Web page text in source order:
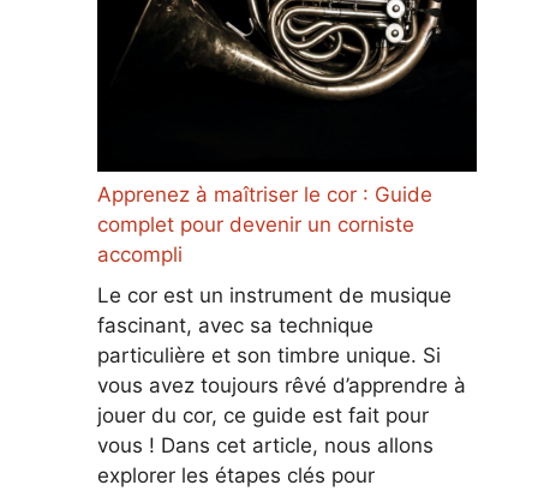
Apprenez à maîtriser le cor : Guide
complet pour devenir un corniste
accompli
Le cor est un instrument de musique
fascinant, avec sa technique
particulière et son timbre unique. Si
vous avez toujours rêvé d’apprendre à
jouer du cor, ce guide est fait pour
vous ! Dans cet article, nous allons
explorer les étapes clés pour